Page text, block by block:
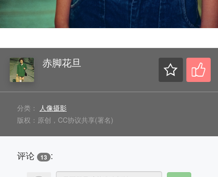
赤脚花旦
分类： 人像摄影
版权：原创，CC协议共享(署名)
评论 13 :